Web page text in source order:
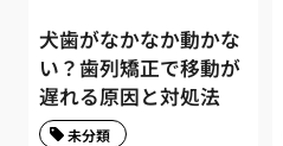
犬歯がなかなか動かな
い？歯列矯正で移動が
遅れる原因と対処法
未分類